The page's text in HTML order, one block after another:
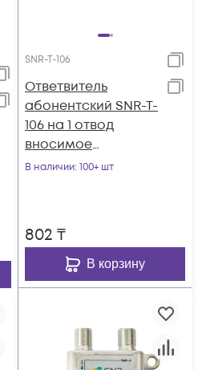
SNR-T-106
Ответвитель
абонентский SNR-T-
106 на 1 отвод
вносимое
затухание IN-TAP
В наличии: 100+ шт
802 ₸
В корзину